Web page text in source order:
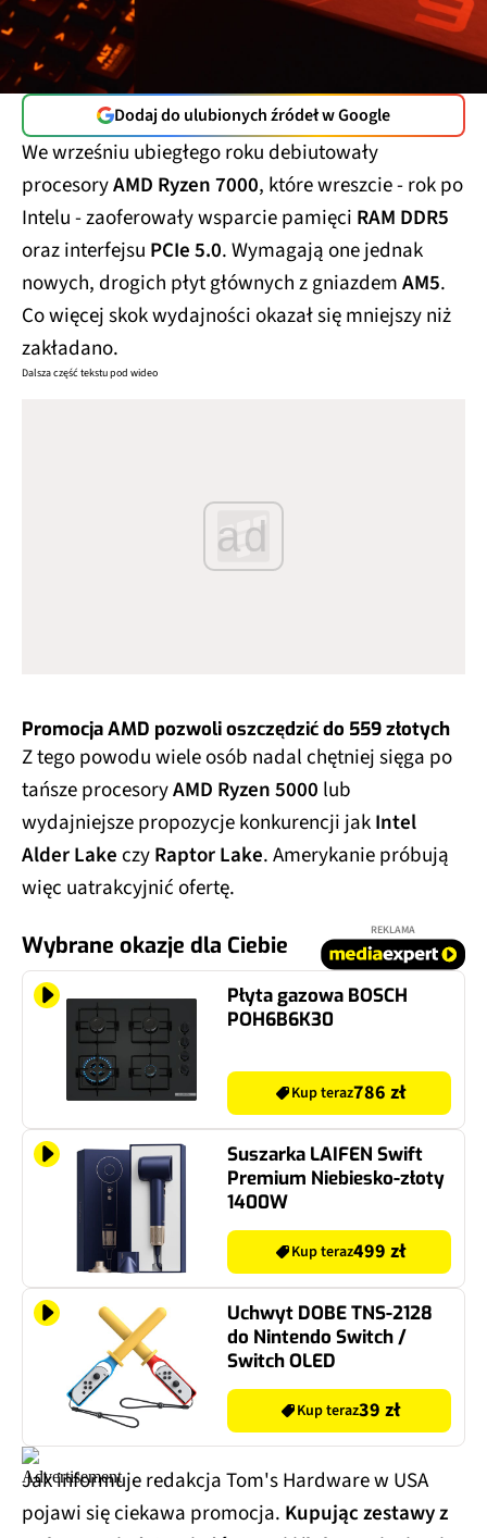
Dodaj do ulubionych źródeł w Google
We wrześniu ubiegłego roku debiutowały
procesoryAMD Ryzen 7000, które wreszcie - rok po
Intelu - zaoferowały wsparcie pamięci RAM DDR5
oraz interfejsu PCIe 5.0. Wymagają one jednak
nowych, drogich płyt głównych z gniazdemAM5.
Co więcej skok wydajności okazał się mniejszy niż
zakładano.
Dalsza część tekstu pod wideo
ad
Promocja AMD pozwoli oszczędzić do 559 złotych
Z tego powodu wiele osób nadal chętniej sięga po
tańsze procesoryAMD Ryzen 5000 lub
wydajniejsze propozycje konkurencji jakIntel
Alder LakeczyRaptor Lake. Amerykanie próbują
więc uatrakcyjnić ofertę.
Wybrane okazje dla Ciebie
REKLAMA
Płyta gazowa BOSCH
POH6B6K30
Kup teraz786 zł
Suszarka LAIFEN Swift
Premium Niebiesko-złoty
1400W
Kup teraz499 zł
Uchwyt DOBE TNS-2128
do Nintendo Switch /
Switch OLED
Kup teraz39 zł
Jak informuje redakcja Tom's Hardware w USA
pojawi się ciekawa promocja. Kupując zestawy z